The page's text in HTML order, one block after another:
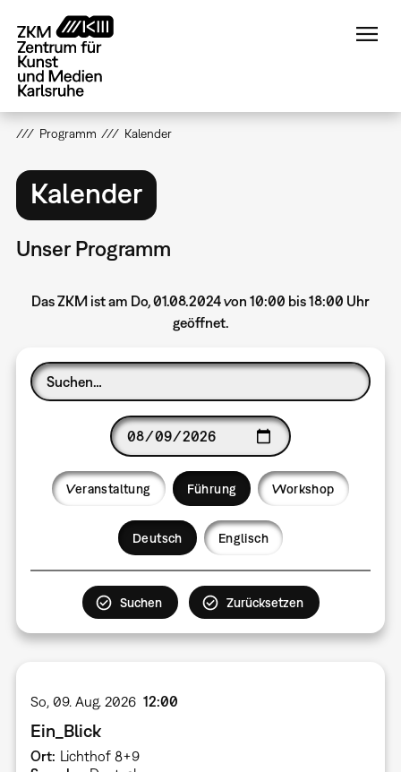
zum
Inhalt
Programm Kalender
Kalender
Unser Programm
Das ZKM ist am Do, 01.08.2024 von 10:00 bis 18:00 Uhr
geöffnet.
Veranstaltung Führung Workshop
Deutsch Englisch
So, 09. Aug. 2026 12:00
Ein_Blick
Ort Lichthof 8+9